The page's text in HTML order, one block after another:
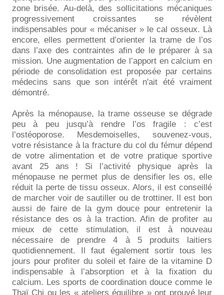
zone brisée. Au-delà, des sollicitations mécaniques
progressivement croissantes se révèlent
indispensables pour « mécaniser » le cal osseux. Là
encore, elles permettent d’orienter la trame de l’os
dans l’axe des contraintes afin de le préparer à sa
mission. Une augmentation de l’apport en calcium en
période de consolidation est proposée par certains
médecins sans que son intérêt n'ait été vraiment
démontré.
Après la ménopause, la trame osseuse se dégrade
peu à peu jusqu’à rendre l’os fragile : c’est
l’ostéoporose. Mesdemoiselles, souvenez-vous,
votre résistance à la fracture du col du fémur dépend
de votre alimentation et de votre pratique sportive
avant 25 ans ! Si l’activité physique après la
ménopause ne permet plus de densifier les os, elle
réduit la perte de tissu osseux. Alors, il est conseillé
de marcher voir de sautiller ou de trottiner. Il est bon
aussi de faire de la gym douce pour entretenir la
résistance des os à la traction. Afin de profiter au
mieux de cette stimulation, il est à nouveau
nécessaire de prendre 4 à 5 produits laitiers
quotidiennement. Il faut également sortir tous les
jours pour profiter du soleil et faire de la vitamine D
indispensable à l’absorption et à la fixation du
calcium. Les sports de coordination douce comme le
Thaï Chi ou les « ateliers équilibre » ont prouvé leur